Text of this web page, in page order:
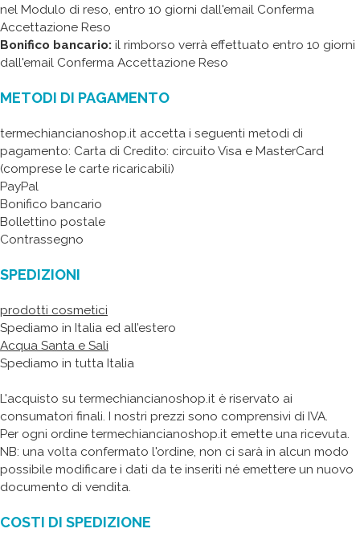
nel Modulo di reso, entro 10 giorni dall'email Conferma
Accettazione Reso
Bonifico bancario: il rimborso verrà effettuato entro 10 giorni
dall'email Conferma Accettazione Reso
METODI DI PAGAMENTO
termechiancianoshop.it accetta i seguenti metodi di
pagamento: Carta di Credito: circuito Visa e MasterCard
(comprese le carte ricaricabili)
PayPal
Bonifico bancario
Bollettino postale
Contrassegno
SPEDIZIONI
prodotti cosmetici
Spediamo in Italia ed all’estero
Acqua Santa e Sali
Spediamo in tutta Italia
L'acquisto su termechiancianoshop.it è riservato ai
consumatori finali. I nostri prezzi sono comprensivi di IVA.
Per ogni ordine termechiancianoshop.it emette una ricevuta.
NB: una volta confermato l'ordine, non ci sarà in alcun modo
possibile modificare i dati da te inseriti né emettere un nuovo
documento di vendita.
COSTI DI SPEDIZIONE